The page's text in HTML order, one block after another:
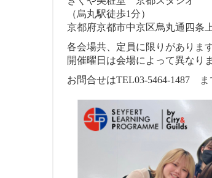
（烏丸駅徒歩1分）
京都府京都市中京区烏丸通四条
各会場共、定員に限りがありま
開催曜日は会場によって異なりま
お問合せはTEL03-5464-1487 ま